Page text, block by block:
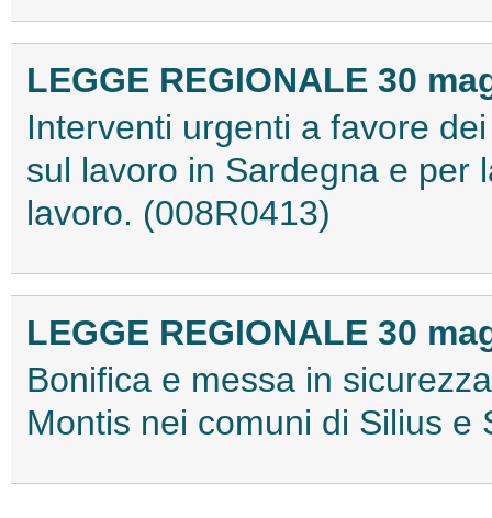
LEGGE REGIONALE 30
Interventi urgenti a favore
sul lavoro in Sardegna e per
lavoro. (008R0413)
LEGGE REGIONALE 30
Bonifica e messa in
Montis nei comuni di Silius e